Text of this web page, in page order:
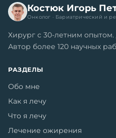
Костюк Игорь
Онколог · Бариатрический и
Хирург с 30-летним
Автор более 120 научных
РАЗДЕЛЫ
Обо мне
Как я лечу
Что я лечу
Лечение ожирения